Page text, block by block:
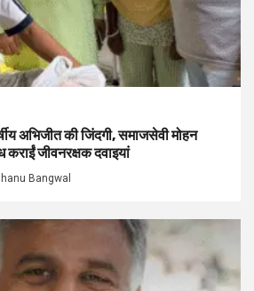
अभिजीत की जिंदगी, समाजसेवी मोहन
जीवनरक्षक दवाइयां
Bangwal